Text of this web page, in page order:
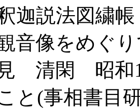
迦説法図繍
音像をめぐ
清閑 昭和
と(事相書